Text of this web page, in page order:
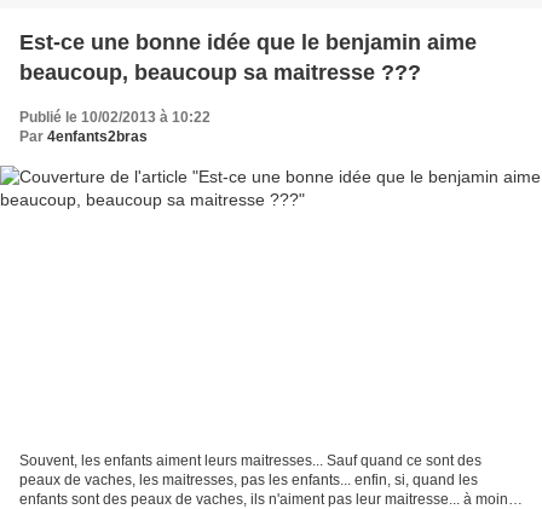
Est-ce une bonne idée que le benjamin aime
beaucoup, beaucoup sa maitresse ???
Publié le 10/02/2013 à 10:22
Par 4enfants2bras
Souvent, les enfants aiment leurs maitresses... Sauf quand ce sont des
peaux de vaches, les maitresses, pas les enfants... enfin, si, quand les
enfants sont des peaux de vaches, ils n'aiment pas leur maitresse... à moins